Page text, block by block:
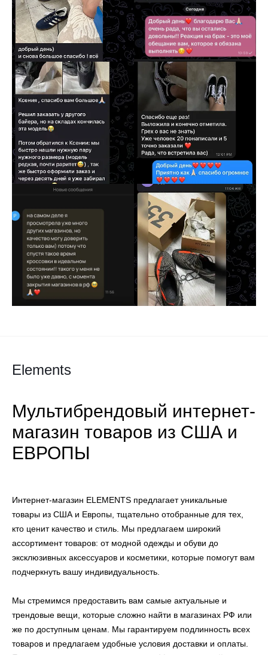
Elements
Мультибрендовый интернет-
магазин товаров из США и
ЕВРОПЫ
Интернет-магазин ELEMENTS предлагает уникальные
товары из США и Европы, тщательно отобранные для тех,
кто ценит качество и стиль. Мы предлагаем широкий
ассортимент товаров: от модной одежды и обуви до
эксклюзивных аксессуаров и косметики, которые помогут вам
подчеркнуть вашу индивидуальность.
Мы стремимся предоставить вам самые актуальные и
трендовые вещи, которые сложно найти в магазинах РФ или
же по доступным ценам. Мы гарантируем подлинность всех
товаров и предлагаем удобные условия доставки и оплаты.